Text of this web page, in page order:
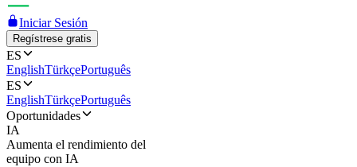
Iniciar Sesión
Regístrese gratis
ES
EnglishTürkçePortuguês
ES
EnglishTürkçePortuguês
Oportunidades
IA
Aumenta el rendimiento del
equipo con IA